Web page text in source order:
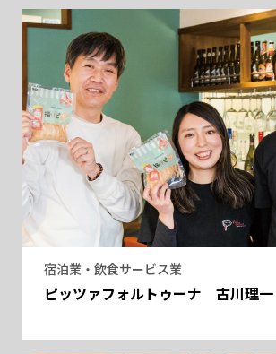
宿泊業・飲食サービス業
ピッツァフォルトゥーナ 古川理一